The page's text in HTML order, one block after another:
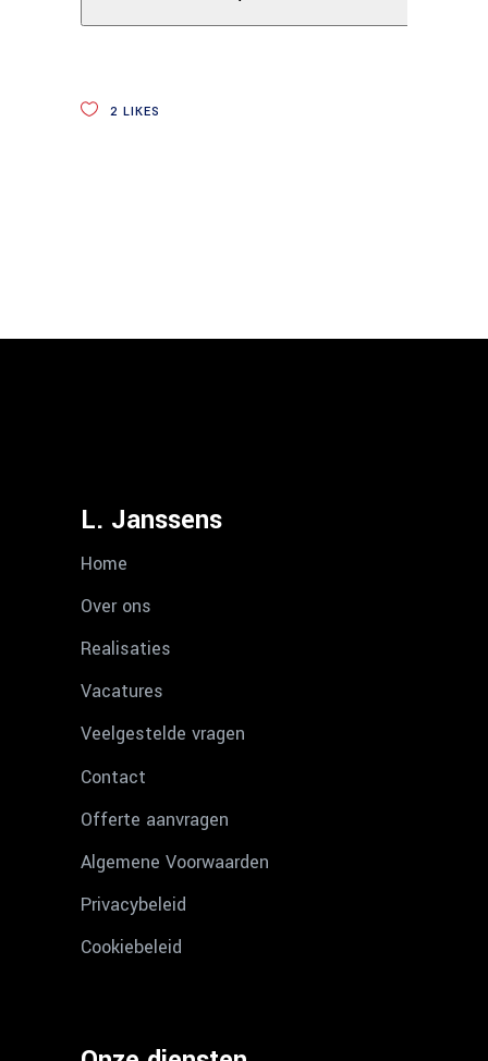
2 LIKES
L. Janssens
Home
Over ons
Realisaties
Vacatures
Veelgestelde vragen
Contact
Offerte aanvragen
Algemene Voorwaarden
Privacybeleid
Cookiebeleid